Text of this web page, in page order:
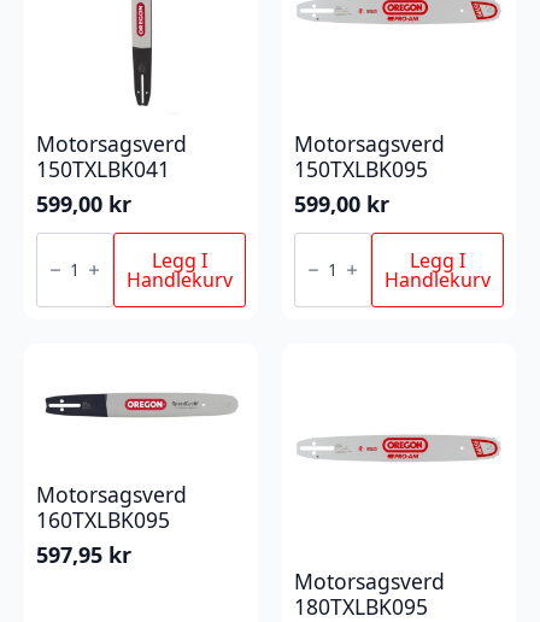
Motorsagsverd
150TXLBK041
599,00 kr
Motorsagsverd
antall Legg I
Handlekurv
Motorsagsverd
150TXLBK095
599,00 kr
Motorsagsverd
antall Legg I
Handlekurv
Motorsagsverd
160TXLBK095
597,95 kr
Motorsagsverd
180TXLBK095